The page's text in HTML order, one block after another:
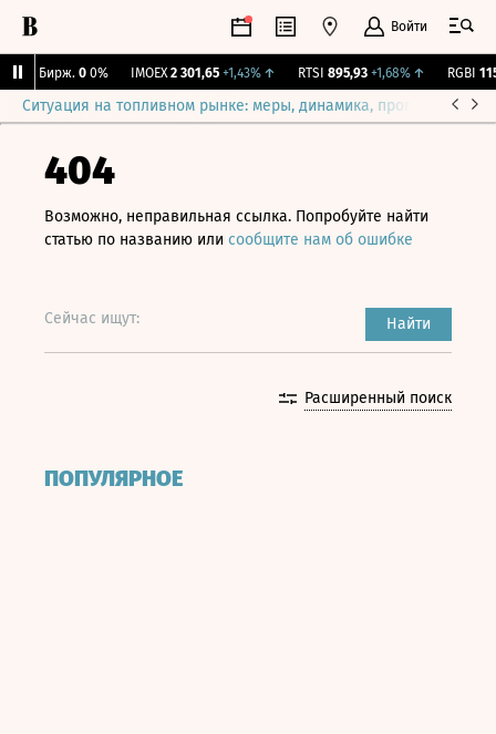
Войти
CNY Бирж. 0 0% IMOEX 2 301,65 +1,43%↑ RTSI 895,93 +1,68%↑ RGBI
Ситуация на топливном рынке: меры, динамика, прогнозы
404
Возможно, неправильная ссылка. Попробуйте найти
статью по названию или сообщите нам об ошибке
Сейчас ищут: Найти
Расширенный поиск
ПОПУЛЯРНОЕ